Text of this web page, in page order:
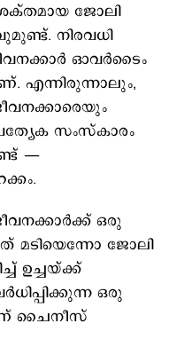
ജോലി
നിരവധി
ഓവർടൈം
എന്നിരുന്നാലും,
സംസ്കാരം
—
ഒരു
മടിയെന്നോ ജോലി
ഉച്ചയ്ക്ക്
ഒരു
ചൈനീസ്